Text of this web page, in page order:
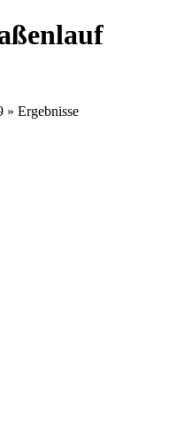
» Ergebnisse